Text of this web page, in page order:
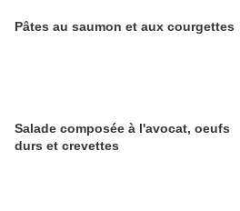
Pâtes au saumon et aux courgettes
Salade composée à l'avocat, oeufs
durs et crevettes